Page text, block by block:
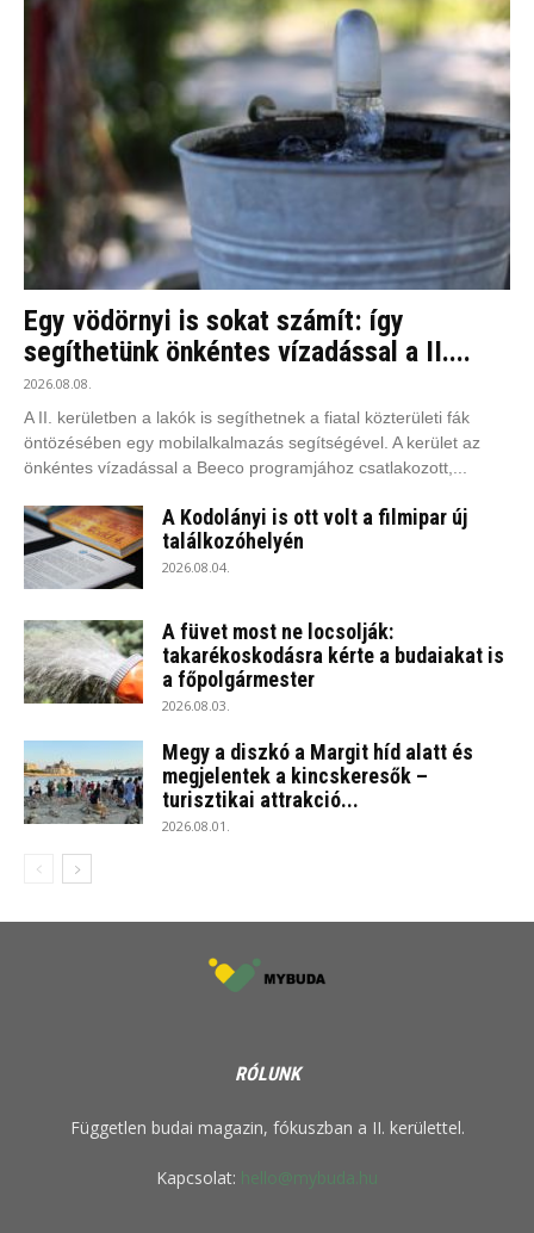
Egy vödörnyi is sokat számít: így
segíthetünk önkéntes vízadással a II....
2026.08.08.
A II. kerületben a lakók is segíthetnek a fiatal közterületi fák
öntözésében egy mobilalkalmazás segítségével. A kerület az
önkéntes vízadással a Beeco programjához csatlakozott,...
A Kodolányi is ott volt a filmipar új
találkozóhelyén
2026.08.04.
A füvet most ne locsolják:
takarékoskodásra kérte a budaiakat is
a főpolgármester
2026.08.03.
Megy a diszkó a Margit híd alatt és
megjelentek a kincskeresők –
turisztikai attrakció...
2026.08.01.
RÓLUNK
Független budai magazin, fókuszban a II. kerülettel.
Kapcsolat: hello@mybuda.hu